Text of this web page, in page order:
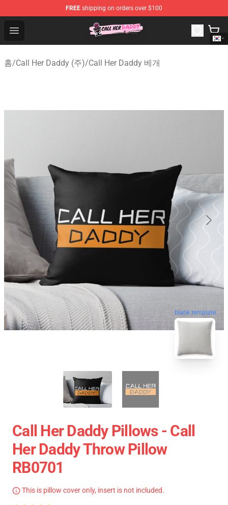
FREE shipping on orders over $100
Open menu
Call Her Daddy Store - Official Call Her Daddy
홈/Call Her Daddy (주)/Call Her Daddy 베개
blank template
Call Her Daddy Pillows - Call
Her Daddy Throw Pillow
RB0701
This is pillow cover only, insert is not included.